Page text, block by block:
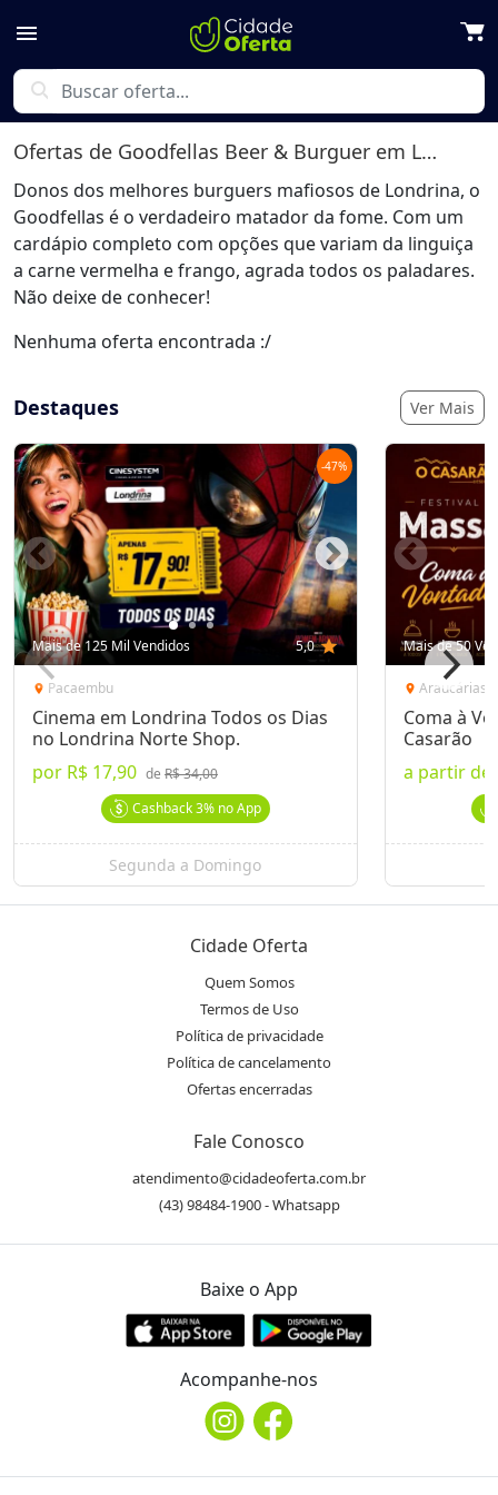
menu
search
Ofertas de Goodfellas Beer & Burguer em Londrina
Donos dos melhores burguers mafiosos de Londrina, o
Goodfellas é o verdadeiro matador da fome. Com um
cardápio completo com opções que variam da linguiça
a carne vermelha e frango, agrada todos os paladares.
Não deixe de conhecer!
Nenhuma oferta encontrada :/
Destaques Ver Mais
-47%
Mais de 125 Mil Vendidos 5,0 star
location_on Pacaembu
Cinema em Londrina Todos os Dias
no Londrina Norte Shop.
por R$ 17,90 deR$ 34,00
Cashback3%no App
Segunda a Domingo
Mais de 50
location_on Araucárias
Coma à
Casarão
a partir de
Cidade Oferta
Quem Somos
Termos de Uso
Política de privacidade
Política de cancelamento
Ofertas encerradas
Fale Conosco
atendimento@cidadeoferta.com.br
(43) 98484-1900 - Whatsapp
Baixe o App
Acompanhe-nos